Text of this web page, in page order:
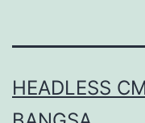
HEADLESS